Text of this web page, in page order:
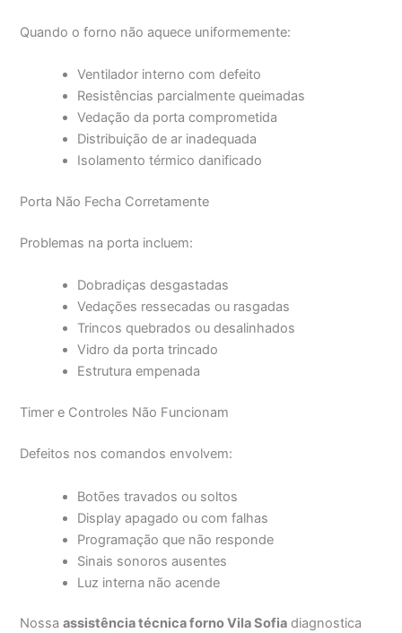
Quando o forno não aquece uniformemente:
Ventilador interno com defeito
Resistências parcialmente queimadas
Vedação da porta comprometida
Distribuição de ar inadequada
Isolamento térmico danificado
Porta Não Fecha Corretamente
Problemas na porta incluem:
Dobradiças desgastadas
Vedações ressecadas ou rasgadas
Trincos quebrados ou desalinhados
Vidro da porta trincado
Estrutura empenada
Timer e Controles Não Funcionam
Defeitos nos comandos envolvem:
Botões travados ou soltos
Display apagado ou com falhas
Programação que não responde
Sinais sonoros ausentes
Luz interna não acende
Nossaassistência técnica forno Vila Sofia diagnostica